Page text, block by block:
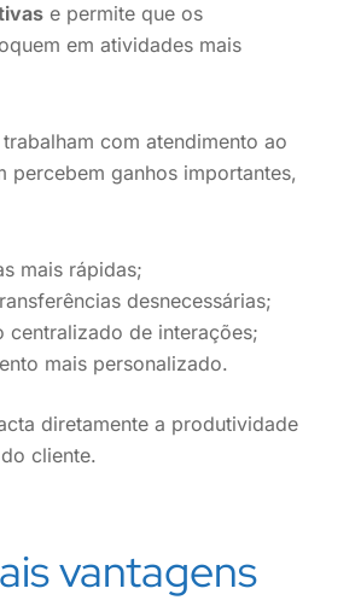
e permite que os
em atividades mais
com atendimento ao
percebem ganhos importantes,
mais rápidas;
desnecessárias;
centralizado de interações;
mais personalizado.
diretamente a produtividade
cliente.
vantagens